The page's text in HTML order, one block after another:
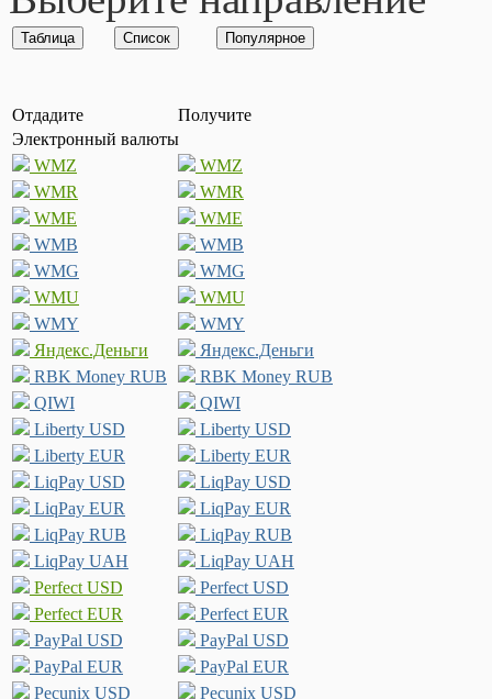
Отдадите
Получите
Электронный валюты
WMZ
WMZ
WMR
WMR
WME
WME
WMB
WMB
WMG
WMG
WMU
WMU
WMY
WMY
Яндекс.Деньги
Яндекс.Деньги
RBK Money RUB
RBK Money RUB
QIWI
QIWI
Liberty USD
Liberty USD
Liberty EUR
Liberty EUR
LiqPay USD
LiqPay USD
LiqPay EUR
LiqPay EUR
LiqPay RUB
LiqPay RUB
LiqPay UAH
LiqPay UAH
Perfect USD
Perfect USD
Perfect EUR
Perfect EUR
PayPal USD
PayPal USD
PayPal EUR
PayPal EUR
Pecunix USD
Pecunix USD